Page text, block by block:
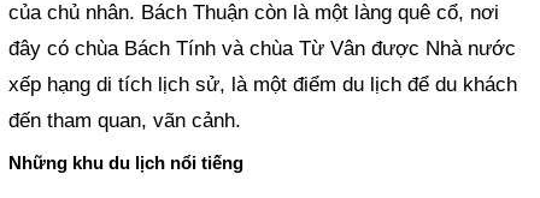
của chủ nhân. Bách Thuận còn là một làng quê cổ, nơi
đây có chùa Bách Tính và chùa Từ Vân được Nhà nước
xếp hạng di tích lịch sử, là một điểm du lịch để du khách
đến tham quan, vãn cảnh.
Những khu du lịch nổi tiếng